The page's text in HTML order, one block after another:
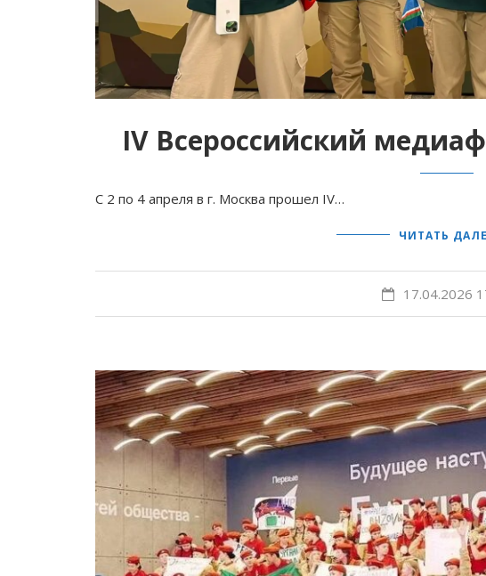
IV Всероссийский
С 2 по 4 апреля в г. Москва прошел IV…
ЧИТАТЬ
17.04.2026